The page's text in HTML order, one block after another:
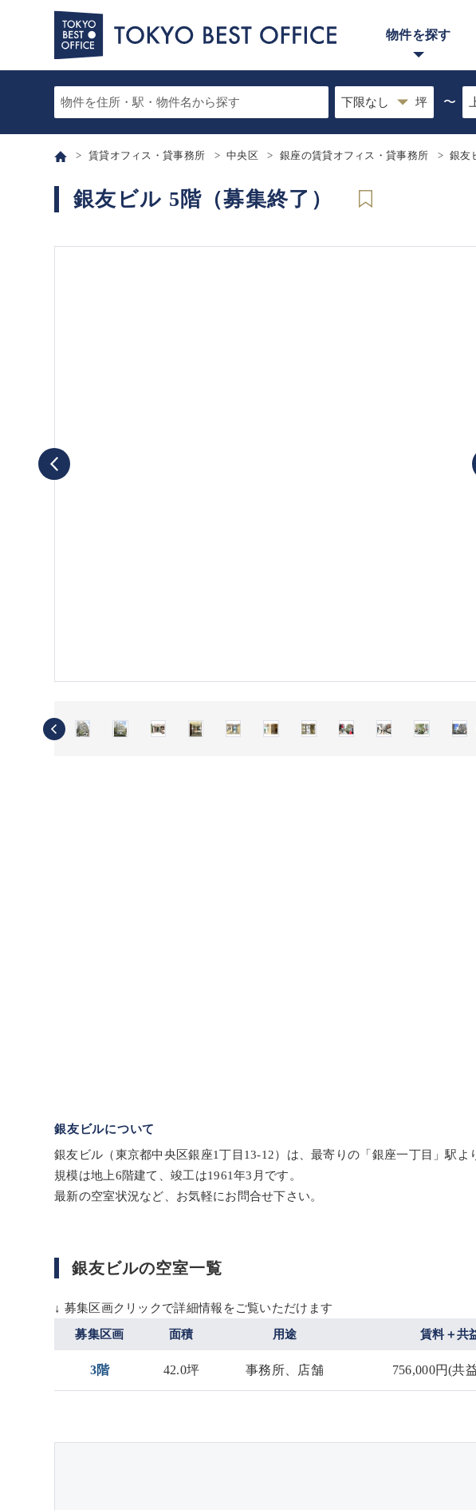
物件を探す
〜
賃貸オフィス・貸事務所 中央区 銀座の賃貸オフィス・貸事務所 銀友
銀友ビル 5階（募集終了）
銀友ビルについて
銀友ビル（東京都中央区銀座1丁目13-12）は、最寄りの「銀座一丁目」駅よ
規模は地上6階建て、竣工は1961年3月です。
最新の空室状況など、お気軽にお問合せ下さい。
銀友ビルの空室一覧
↓ 募集区画クリックで詳細情報をご覧いただけます
募集区画 面積 用途 賃料＋共
3階 42.0坪 事務所、店舗 756,000円(共